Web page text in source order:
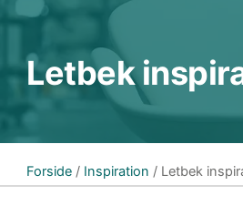
Letbek
Forside / Inspiration / Letbek